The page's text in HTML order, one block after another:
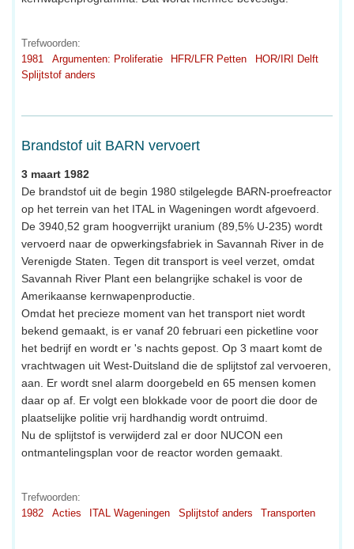
Trefwoorden:
1981
Argumenten: Proliferatie HFR/LFR Petten
HOR/IRI Delft
Splijtstof anders
Brandstof uit BARN vervoert
3 maart 1982
De brandstof uit de begin 1980 stilgelegde BARN-proefreactor
op het terrein van het ITAL in Wageningen wordt afgevoerd.
De 3940,52 gram hoogverrijkt uranium (89,5% U-235) wordt
vervoerd naar de opwerkingsfabriek in Savannah River in de
Verenigde Staten. Tegen dit transport is veel verzet, omdat
Savannah River Plant een belangrijke schakel is voor de
Amerikaanse kernwapenproductie.
Omdat het precieze moment van het transport niet wordt
bekend gemaakt, is er vanaf 20 februari een picketline voor
het bedrijf en wordt er 's nachts gepost. Op 3 maart komt de
vrachtwagen uit West-Duitsland die de splijtstof zal vervoeren,
aan. Er wordt snel alarm doorgebeld en 65 mensen komen
daar op af. Er volgt een blokkade voor de poort die door de
plaatselijke politie vrij hardhandig wordt ontruimd.
Nu de splijtstof is verwijderd zal er door NUCON een
ontmantelingsplan voor de reactor worden gemaakt.
Trefwoorden:
1982
Acties ITAL Wageningen Splijtstof anders Transporten